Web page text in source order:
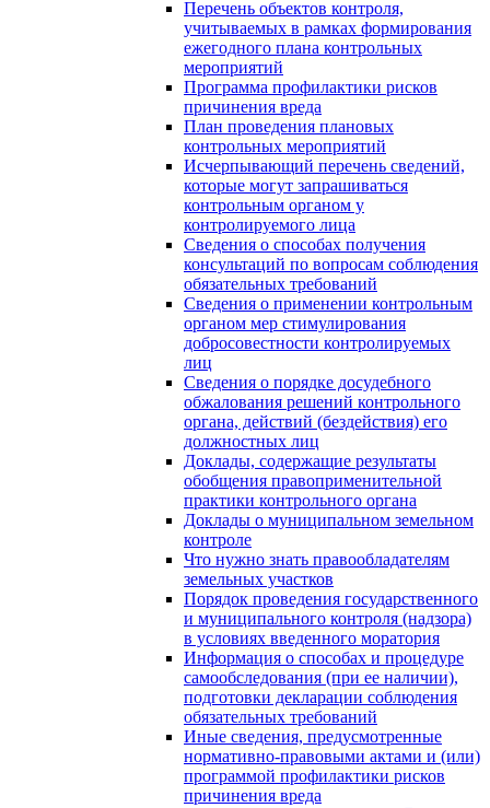
Перечень объектов контроля,
учитываемых в рамках формирования
ежегодного плана контрольных
мероприятий
Программа профилактики рисков
причинения вреда
План проведения плановых
контрольных мероприятий
Исчерпывающий перечень сведений,
которые могут запрашиваться
контрольным органом у
контролируемого лица
Сведения о способах получения
консультаций по вопросам соблюдения
обязательных требований
Сведения о применении контрольным
органом мер стимулирования
добросовестности контролируемых
лиц
Сведения о порядке досудебного
обжалования решений контрольного
органа, действий (бездействия) его
должностных лиц
Доклады, содержащие результаты
обобщения правоприменительной
практики контрольного органа
Доклады о муниципальном земельном
контроле
Что нужно знать правообладателям
земельных участков
Порядок проведения государственного
и муниципального контроля (надзора)
в условиях введенного моратория
Информация о способах и процедуре
самообследования (при ее наличии),
подготовки декларации соблюдения
обязательных требований
Иные сведения, предусмотренные
нормативно-правовыми актами и (или)
программой профилактики рисков
причинения вреда